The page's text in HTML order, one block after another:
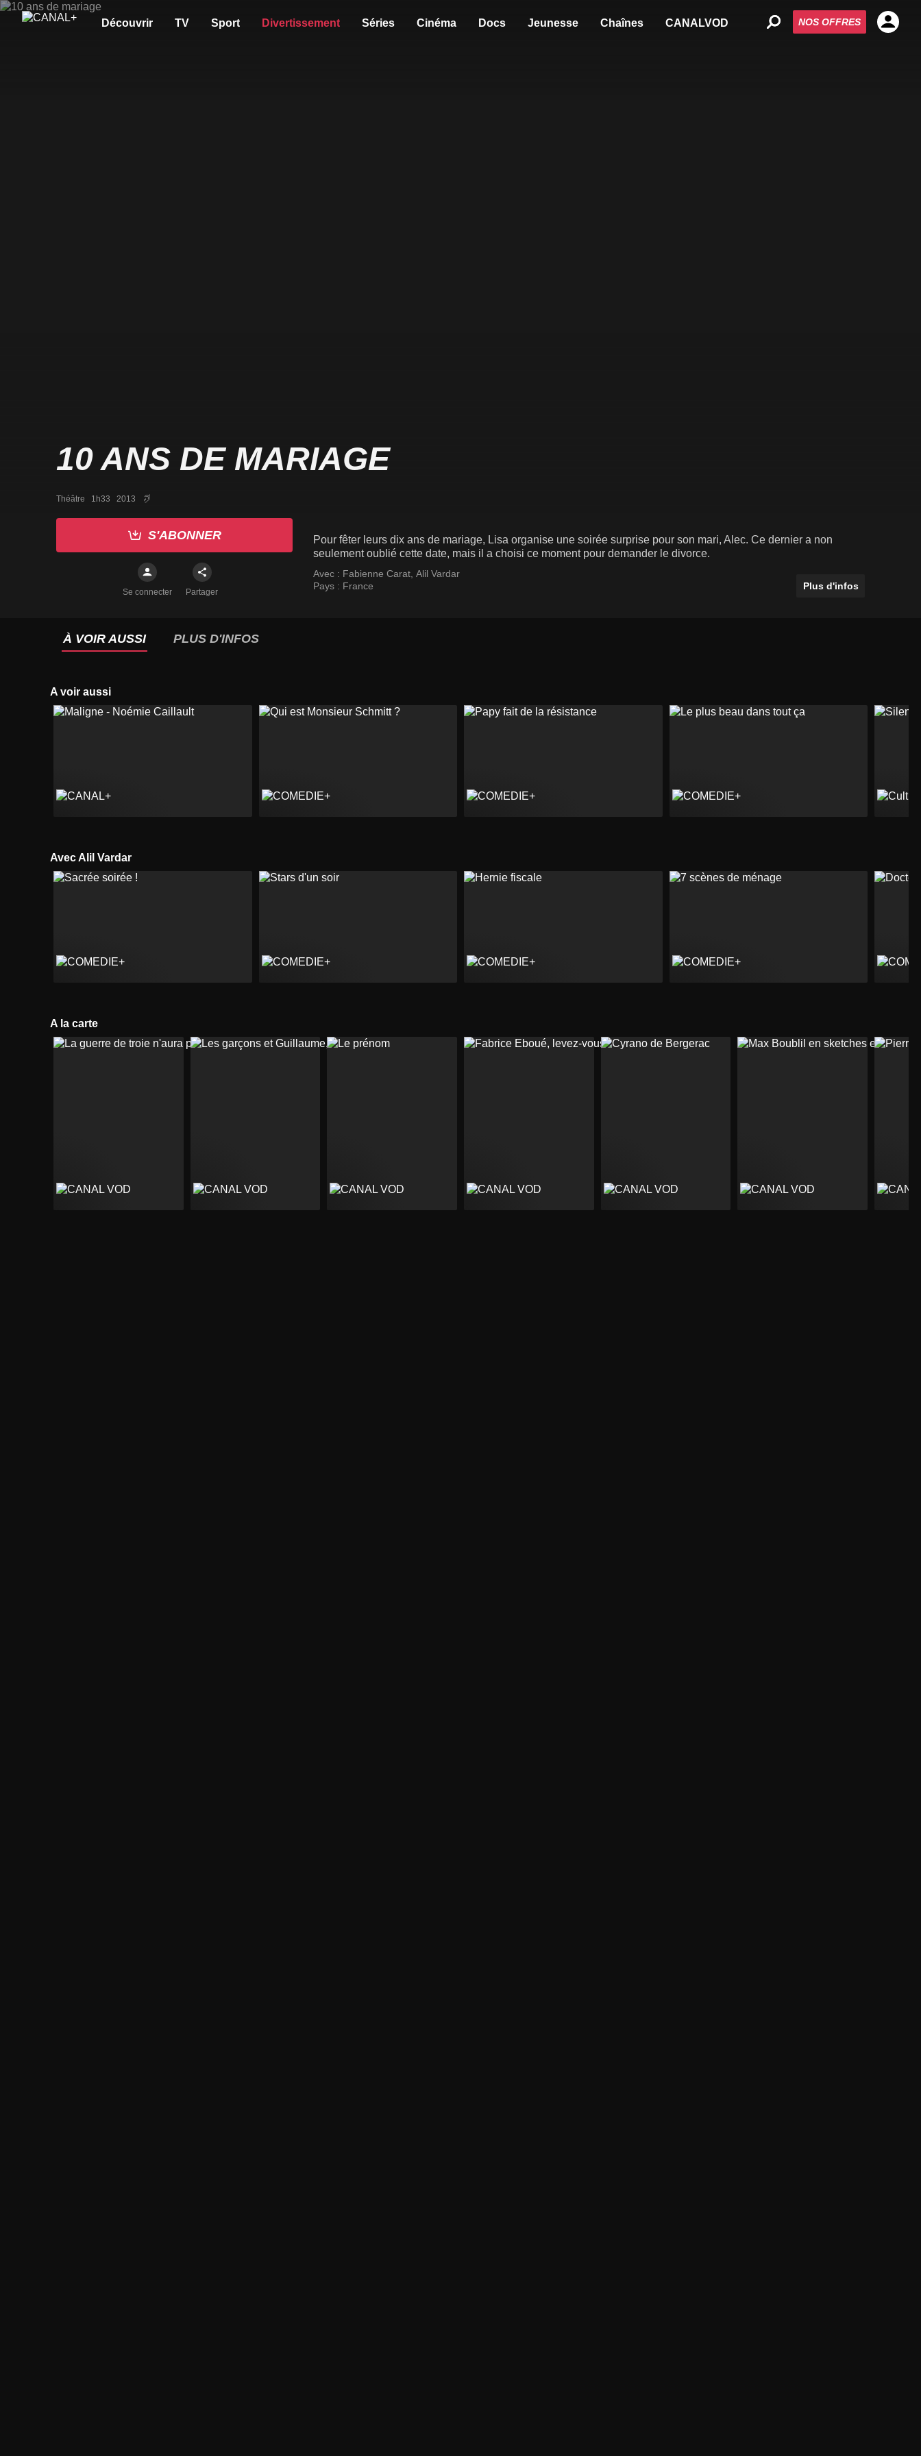
Découvrir TV Sport Divertissement Séries Cinéma Docs Jeunesse Chaînes CANALVOD NOS OFFRES
10 ANS DE MARIAGE
Théâtre   1h33   2013
S'ABONNER
Se connecter Partager
Pour fêter leurs dix ans de mariage, Lisa organise une soirée surprise pour son mari, Alec. Ce dernier a non
seulement oublié cette date, mais il a choisi ce moment pour demander le divorce.
Avec : Fabienne Carat Alil Vardar
Pays : France Plus d'infos
À VOIR AUSSI PLUS D'INFOS
A voir aussi
Avec Alil Vardar
A la carte